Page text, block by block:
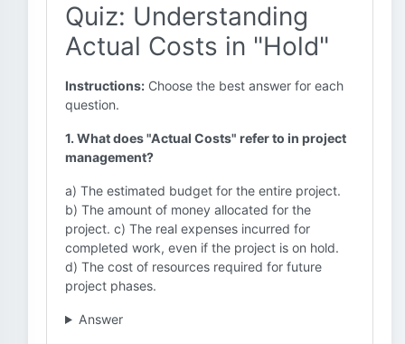
Quiz: Understanding
Actual Costs in "Hold"
Instructions: Choose the best answer for each
question.
1. What does "Actual Costs" refer to in project
management?
a) The estimated budget for the entire project.
b) The amount of money allocated for the
project. c) The real expenses incurred for
completed work, even if the project is on hold.
d) The cost of resources required for future
project phases.
Answer